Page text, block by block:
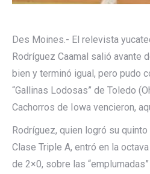
Des Moines.- El relevista
Rodríguez Caamal salió avante
bien y terminó igual, pero pudo
“Gallinas Lodosas” de Toledo
Cachorros de Iowa vencieron,
Rodríguez, quien logró su
Clase Triple A, entró en la
de 2×0, sobre las